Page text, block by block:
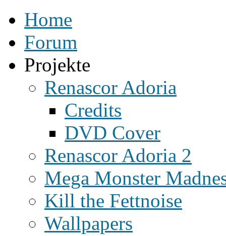
Home
Forum
Projekte
Renascor Adoria
Credits
DVD Cover
Renascor Adoria 2
Mega Monster
Kill the Fettnoise
Wallpapers